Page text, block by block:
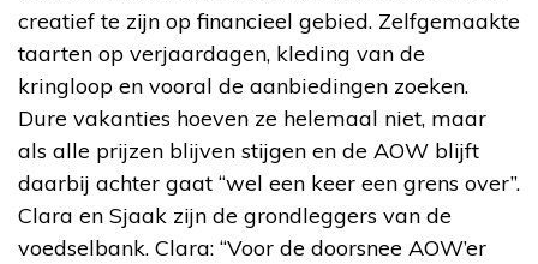
creatief te zijn op financieel gebied. Zelfgemaakte
taarten op verjaardagen, kleding van de
kringloop en vooral de aanbiedingen zoeken.
Dure vakanties hoeven ze helemaal niet, maar
als alle prijzen blijven stijgen en de AOW blijft
daarbij achter gaat “wel een keer een grens over”.
Clara en Sjaak zijn de grondleggers van de
voedselbank. Clara: “Voor de doorsnee AOW’er